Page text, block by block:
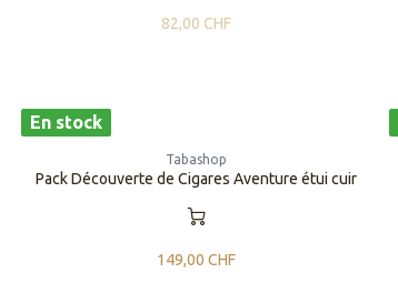
82,00 CHF
En stock
Tabashop
Pack Découverte de Cigares Aventure étui cuir
149,00 CHF